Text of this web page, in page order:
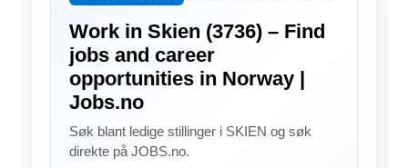
Work in Skien (3736) – Find
jobs and career
opportunities in Norway |
Jobs.no
Søk blant ledige stillinger i SKIEN og søk
direkte på JOBS.no.